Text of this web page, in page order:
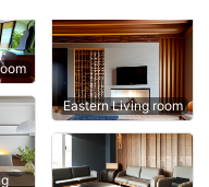
Eastern Living room